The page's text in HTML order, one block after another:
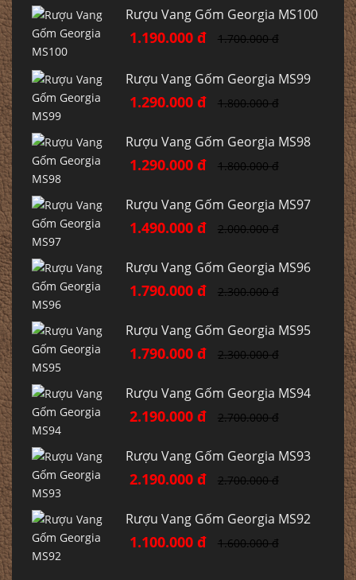
Rượu Vang Gốm Georgia MS100
1.190.000 đ 1.700.000 đ
Rượu Vang Gốm Georgia MS99
1.290.000 đ 1.800.000 đ
Rượu Vang Gốm Georgia MS98
1.290.000 đ 1.800.000 đ
Rượu Vang Gốm Georgia MS97
1.490.000 đ 2.000.000 đ
Rượu Vang Gốm Georgia MS96
1.790.000 đ 2.300.000 đ
Rượu Vang Gốm Georgia MS95
1.790.000 đ 2.300.000 đ
Rượu Vang Gốm Georgia MS94
2.190.000 đ 2.700.000 đ
Rượu Vang Gốm Georgia MS93
2.190.000 đ 2.700.000 đ
Rượu Vang Gốm Georgia MS92
1.100.000 đ 1.600.000 đ